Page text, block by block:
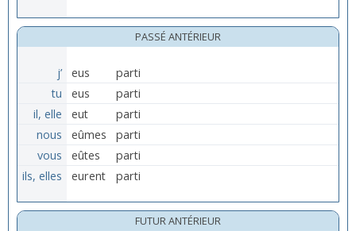
PASSÉ ANTÉRIEUR
j’ eus
parti
tu
eus
parti
il, elle
eut
parti
nous
eûmes
parti
vous
eûtes
parti
ils, elles
eurent parti
FUTUR ANTÉRIEUR